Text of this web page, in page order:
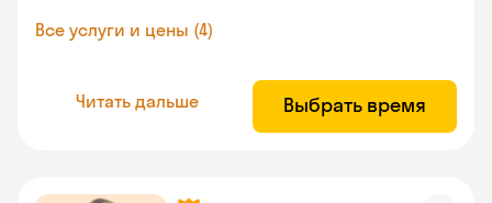
Все услуги и цены (4)
Читать дальше Выбрать время